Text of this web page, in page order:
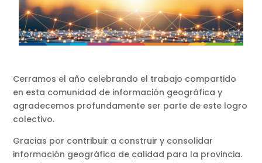
Cerramos el año celebrando el trabajo compartido
en esta comunidad de información geográfica y
agradecemos profundamente ser parte de este logro
colectivo.
Gracias por contribuir a construir y consolidar
información geográfica de calidad para la provincia.